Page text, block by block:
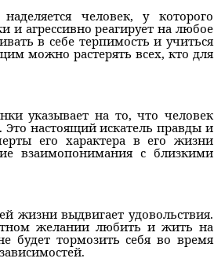
человек, у которого
и агрессивно реагирует на любое
в себе терпимость и учиться
можно растерять всех, кто для
указывает на то, что человек
настоящий искатель правды и
его характера в его жизни
взаимопонимания с близкими
жизни выдвигает удовольствия.
желании любить и жить на
будет тормозить себя во время